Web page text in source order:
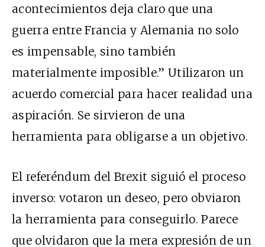
acontecimientos deja claro que una
guerra entre Francia y Alemania no solo
es impensable, sino también
materialmente imposible.” Utilizaron un
acuerdo comercial para hacer realidad una
aspiración. Se sirvieron de una
herramienta para obligarse a un objetivo.
El referéndum del Brexit siguió el proceso
inverso: votaron un deseo, pero obviaron
la herramienta para conseguirlo. Parece
que olvidaron que la mera expresión de un